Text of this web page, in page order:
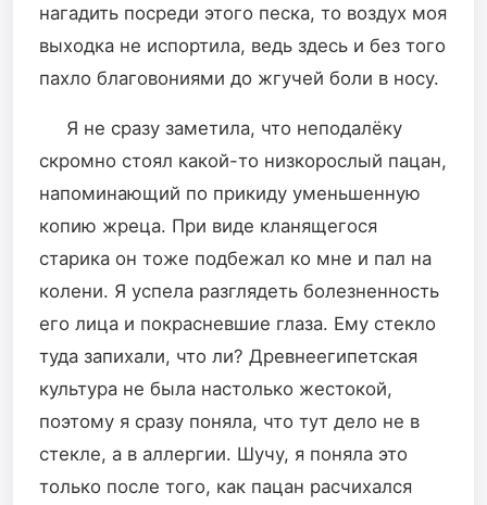
нагадить посреди этого песка, то воздух моя
выходка не испортила, ведь здесь и без того
пахло благовониями до жгучей боли в носу.
Я не сразу заметила, что неподалёку
скромно стоял какой-то низкорослый пацан,
напоминающий по прикиду уменьшенную
копию жреца. При виде кланящегося
старика он тоже подбежал ко мне и пал на
колени. Я успела разглядеть болезненность
его лица и покрасневшие глаза. Ему стекло
туда запихали, что ли? Древнеегипетская
культура не была настолько жестокой,
поэтому я сразу поняла, что тут дело не в
стекле, а в аллергии. Шучу, я поняла это
только после того, как пацан расчихался